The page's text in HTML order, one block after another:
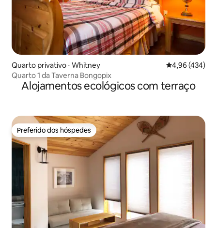
Quarto privativo ⋅ Whitney 4,96 de uma
4,96 (434)
Quarto 1 da Taverna Bongopix
Alojamentos ecológicos com terraço
Preferido dos hóspedes
Preferido dos hóspedes